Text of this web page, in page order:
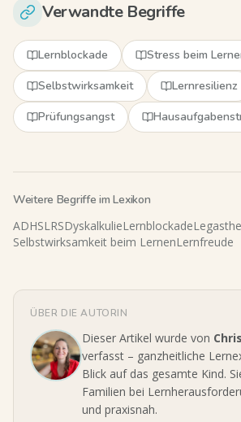
Verwandte Begriffe
Lernblockade
Stress beim
Selbstwirksamkeit
Lernresilienz
Prüfungsangst
Weitere Begriffe im Lexikon
ADHSLRSDyskalkulieLernblockade
Selbstwirksamkeit beim LernenLernfreude
ÜBER DIE AUTORIN
Dieser Artikel wurde von
verfasst – ganzheitliche
Blick auf das gesamte Kind.
Familien bei
und praxisnah.